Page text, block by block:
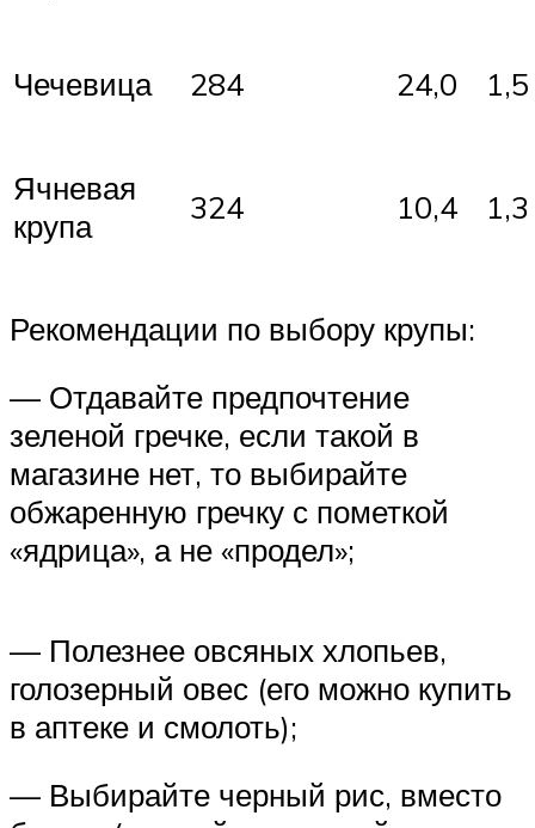
Чечевица 284 24,0 1,5
Ячневая
крупа
324 10,4 1,3
Рекомендации по выбору крупы:
— Отдавайте предпочтение
зеленой гречке, если такой в
магазине нет, то выбирайте
обжаренную гречку с пометкой
«ядрица», а не «продел»;
— Полезнее овсяных хлопьев,
голозерный овес (его можно купить
в аптеке и смолоть);
— Выбирайте черный рис, вместо